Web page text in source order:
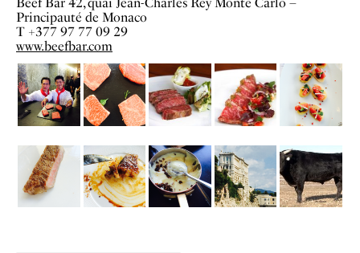
Principauté de Monaco
T +377 97 77 09 29
www.beefbar.com